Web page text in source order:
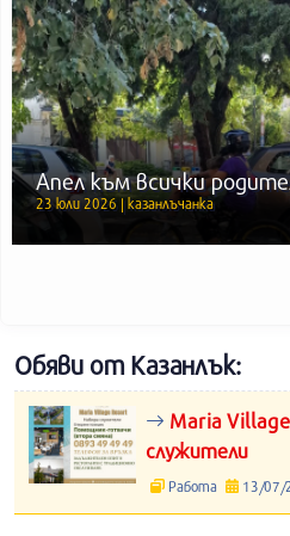
Апел към всички
23 юли 2026 | казанлъчанка
Обяви от Казанлък:
Maria
служители
Работа 13/07/